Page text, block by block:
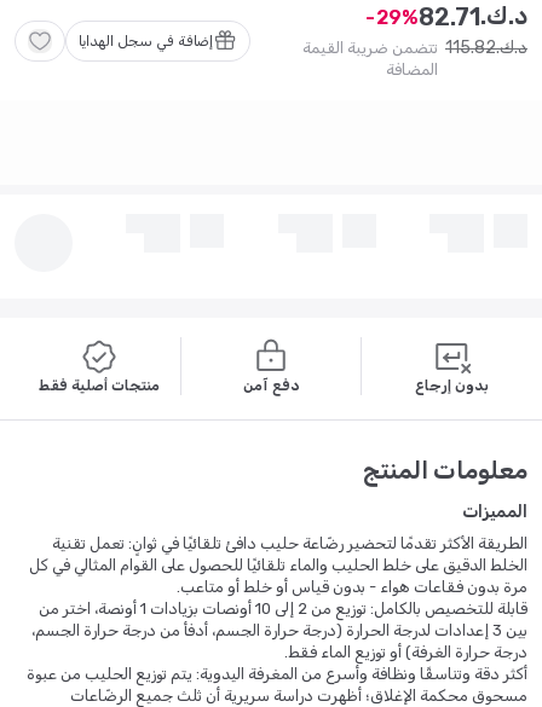
د.ك. 82.71
29
د.ك. 115.82
تتضمن ضريبة القيمة
المضافة
إضافة في سجل الهدايا
بدون إرجاع دفع آمن منتجات أصلية فقط
معلومات المنتج
المميزات
الطريقة الأكثر تقدمًا لتحضير رضّاعة حليب دافئ تلقائيًا في ثوانٍ: تعمل تقنية
الخلط الدقيق على خلط الحليب والماء تلقائيًا للحصول على القوام المثالي في كل
مرة بدون فقاعات هواء - بدون قياس أو خلط أو متاعب.
قابلة للتخصيص بالكامل: توزيع من 2 إلى 10 أونصات بزيادات 1 أونصة، اختر من
بين 3 إعدادات لدرجة الحرارة (درجة حرارة الجسم، أدفأ من درجة حرارة الجسم،
درجة حرارة الغرفة) أو توزيع الماء فقط.
أكثر دقة وتناسقًا ونظافة وأسرع من المغرفة اليدوية: يتم توزيع الحليب من عبوة
مسحوق محكمة الإغلاق؛ أظهرت دراسة سريرية أن ثلث جميع الرضّاعات